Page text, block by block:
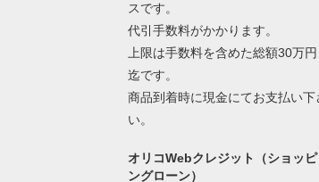
スです。
代引手数料がかかります。
上限は手数料を含めた総額30万円
迄です。
商品到着時に現金にてお支払い下
い。
オリコWebクレジット（ショッピ
ングローン）